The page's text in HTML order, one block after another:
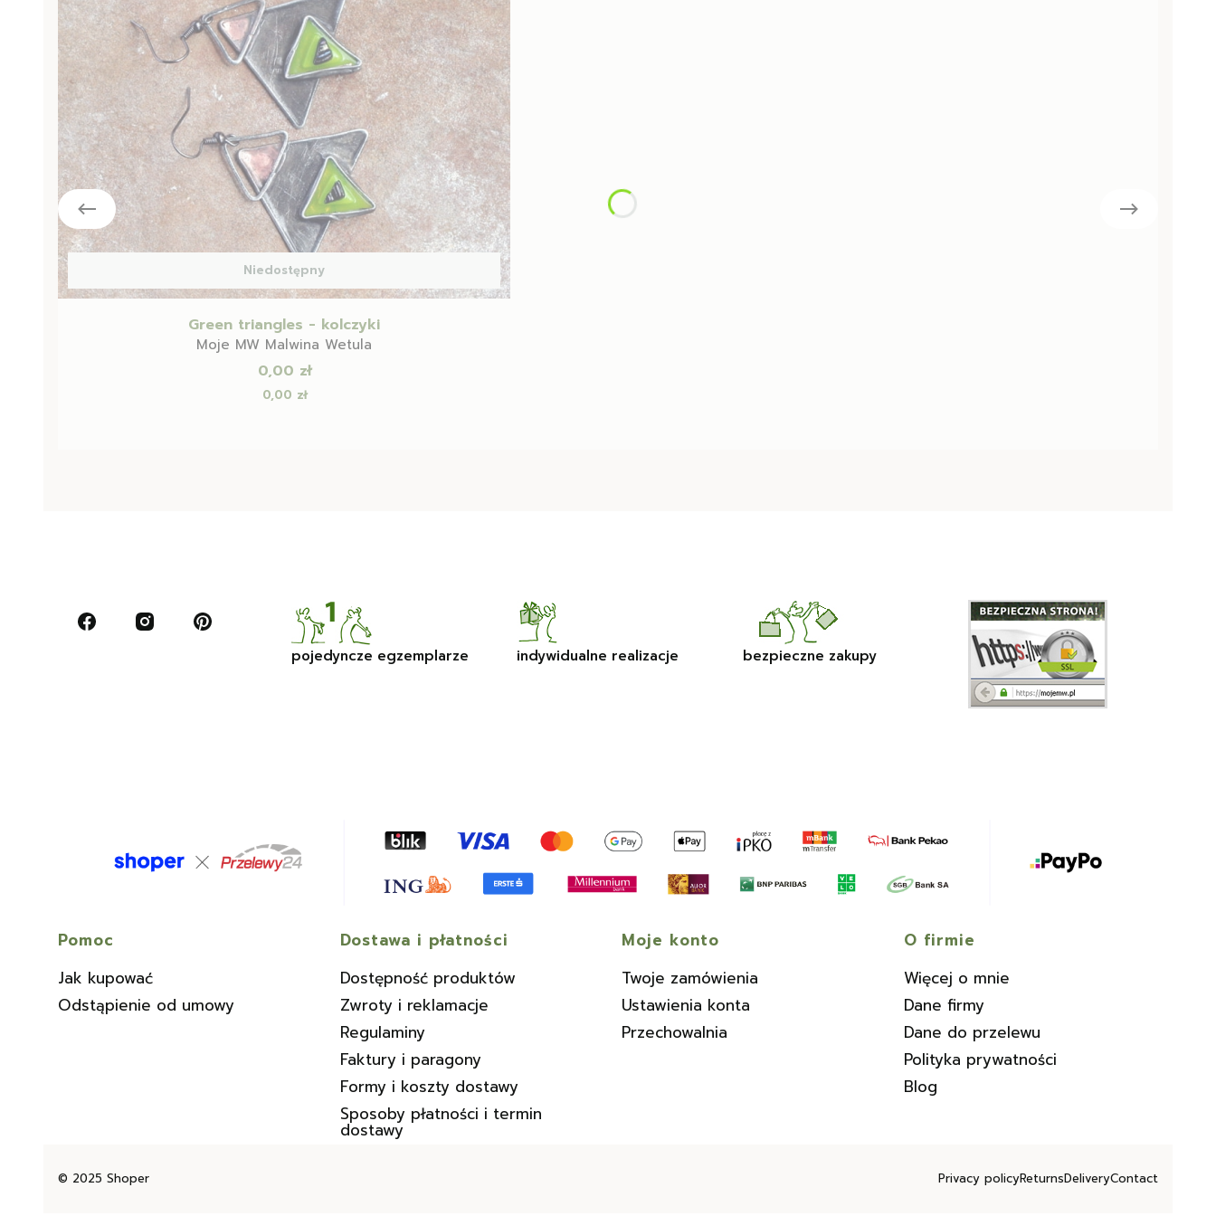
Niedostępny
Green triangles - kolczyki
Moje MW Malwina Wetula
Cena
0,00 zł
Cena
0,00 zł
pojedyncze egzemplarze indywidualne realizacje bezpieczne zakupy
Linki w stopce
Pomoc
Jak kupować
Odstąpienie od umowy
Dostawa i płatności
Dostępność produktów
Zwroty i reklamacje
Regulaminy
Faktury i paragony
Formy i koszty dostawy
Sposoby płatności i termin
dostawy
Moje konto
Twoje zamówienia
Ustawienia konta
Przechowalnia
O firmie
Więcej o mnie
Dane firmy
Dane do przelewu
Polityka prywatności
Blog
© 2025 Shoper Privacy policyReturnsDeliveryContact